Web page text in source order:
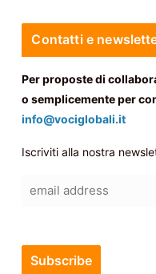
Contatti e
Per proposte di
o semplicemente per
info@vociglobali.it
Iscriviti alla nostra